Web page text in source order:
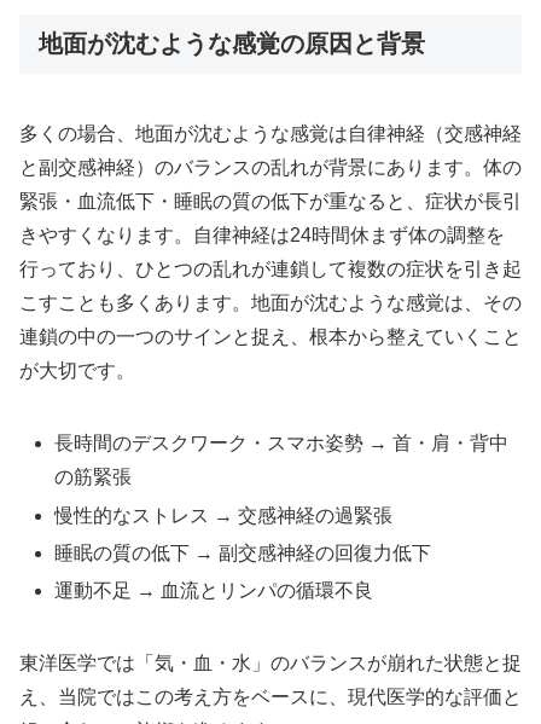
地面が沈むような感覚の原因と背景
多くの場合、地面が沈むような感覚は自律神経（交感神経
と副交感神経）のバランスの乱れが背景にあります。体の
緊張・血流低下・睡眠の質の低下が重なると、症状が長引
きやすくなります。自律神経は24時間休まず体の調整を
行っており、ひとつの乱れが連鎖して複数の症状を引き起
こすことも多くあります。地面が沈むような感覚は、その
連鎖の中の一つのサインと捉え、根本から整えていくこと
が大切です。
長時間のデスクワーク・スマホ姿勢 → 首・肩・背中
の筋緊張
慢性的なストレス → 交感神経の過緊張
睡眠の質の低下 → 副交感神経の回復力低下
運動不足 → 血流とリンパの循環不良
東洋医学では「気・血・水」のバランスが崩れた状態と捉
え、当院ではこの考え方をベースに、現代医学的な評価と